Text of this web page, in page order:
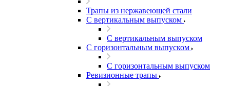
Трапы из нержавеющей стали
С вертикальным выпуском
С вертикальным выпуском
С горизонтальным выпуском
С горизонтальным выпуском
Ревизионные трапы